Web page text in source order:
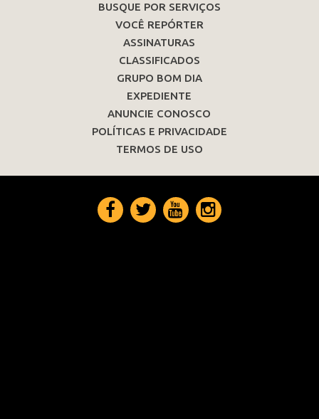
BUSQUE POR SERVIÇOS
VOCÊ REPÓRTER
ASSINATURAS
CLASSIFICADOS
GRUPO BOM DIA
EXPEDIENTE
ANUNCIE CONOSCO
POLÍTICAS E PRIVACIDADE
TERMOS DE USO